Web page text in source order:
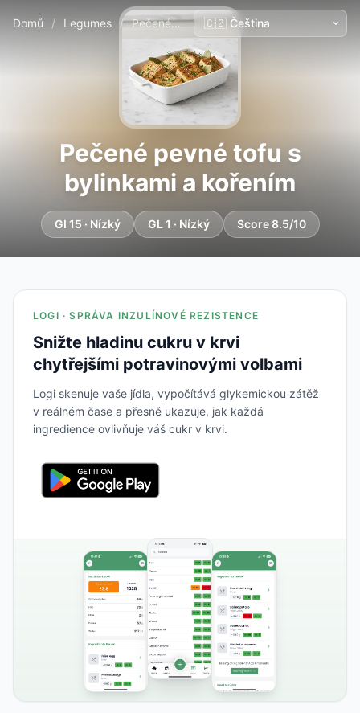
Domů / Legumes / Pečené pevné tofu s bylinkami a kořením
Pečené pevné tofu s
bylinkami a kořením
GI 15 · Nízký GL 1 · Nízký Score 8.5/10
LOGI · SPRÁVA INZULÍNOVÉ REZISTENCE
Snižte hladinu cukru v krvi
chytřejšími potravinovými volbami
Logi skenuje vaše jídla, vypočítává glykemickou zátěž
v reálném čase a přesně ukazuje, jak každá
ingredience ovlivňuje váš cukr v krvi.